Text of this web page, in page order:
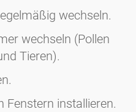
wechseln.
wechseln (Pollen
Tieren).
Fenstern installieren.